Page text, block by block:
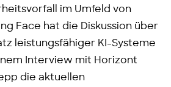
im Umfeld von
Face hat die Diskussion über
leistungsfähiger KI-Systeme
Interview mit Horizont
die aktuellen